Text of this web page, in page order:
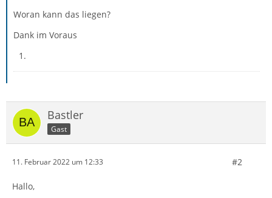
Woran kann das liegen?
Dank im Voraus
Bastler
Gast
11. Februar 2022 um 12:33 #2
Hallo,